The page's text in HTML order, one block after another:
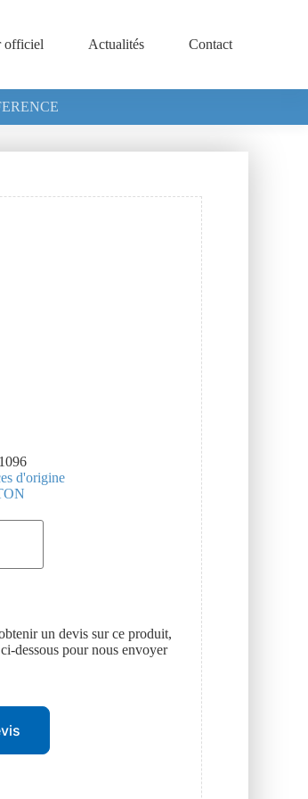
officiel Actualités Contact
d'origine
un devis sur ce produit,
dessous pour nous envoyer